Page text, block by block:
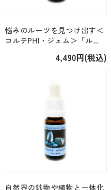
悩みのルーツを見つけ出す＜
コルテPHI・ジェム＞「ルチ
4,490円(税込)
自然界の鉱物や植物と一体化